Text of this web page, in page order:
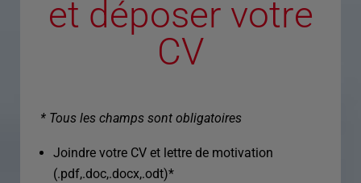
et déposer votre
CV
* Tous les champs sont obligatoires
Joindre votre CV et lettre de motivation
(.pdf,.doc,.docx,.odt)*